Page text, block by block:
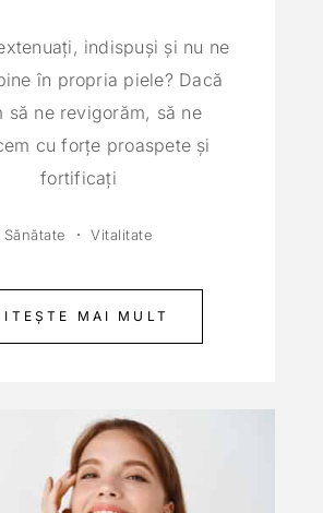
indispuşi şi nu ne
în propria piele? Dacă
să ne revigorăm, să ne
cu forţe proaspete şi
fortificaţi
Sănătate Vitalitate
MAI MULT